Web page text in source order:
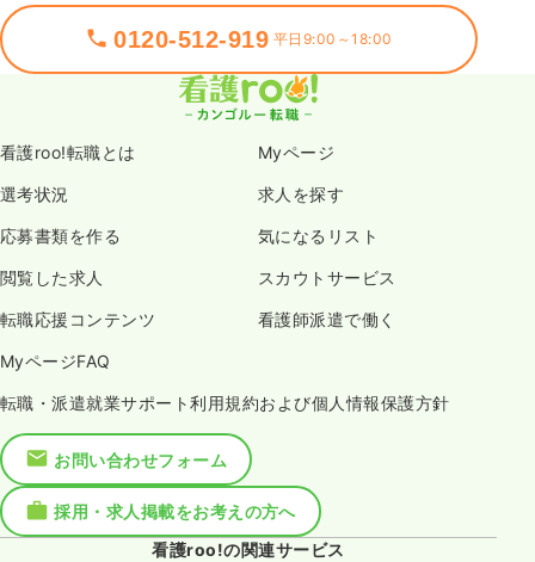
0120-512-919 平日9:00～18:00
看護roo!転職とは Myページ
選考状況 求人を探す
応募書類を作る 気になるリスト
閲覧した求人 スカウトサービス
転職応援コンテンツ 看護師派遣で働く
MyページFAQ
転職・派遣就業サポート利用規約および個人情報保護方針
お問い合わせフォーム
採用・求人掲載をお考えの方へ
看護roo!の関連サービス